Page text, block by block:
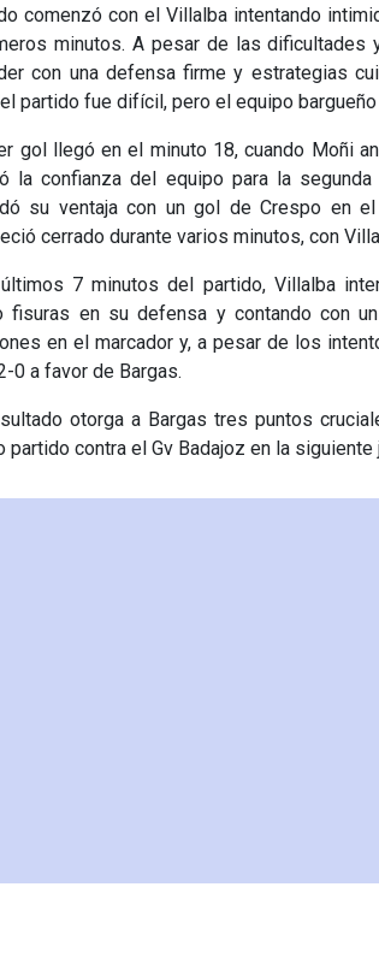
comenzó con el Villalba intentando
minutos. A pesar de las
con una defensa firme y estrategias
partido fue difícil, pero el equipo
gol llegó en el minuto 18, cuando Moñi
la confianza del equipo para la
su ventaja con un gol de Crespo en
cerrado durante varios minutos, con
7 minutos del partido, Villalba
fisuras en su defensa y contando con
en el marcador y, a pesar de los
0 a favor de Bargas.
otorga a Bargas tres puntos
partido contra el Gv Badajoz en la siguiente